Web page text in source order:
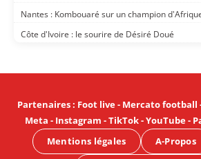
Nantes : Kombouaré sur un champion
Côte d'Ivoire : le sourire de Désiré Doué
Partenaires: Foot live- Mercato football
Meta - Instagram -TikTok-YouTube-
Mentions légales
A-Propos